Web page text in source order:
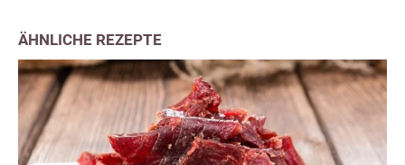
ÄHNLICHE REZEPTE